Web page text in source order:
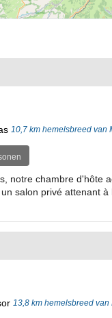
10,7 km hemelsbreed van
notre chambre d'hôte
salon privé attenant à
13,8 km hemelsbreed van